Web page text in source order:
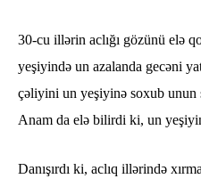
30-cu illərin aclığı gözünü elə
yeşiyində un azalanda gecəni
çəliyini un yeşiyinə soxub unun
Anam da elə bilirdi ki, un
Danışırdı ki, aclıq illərində